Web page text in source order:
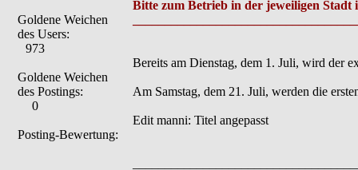
Goldene Weichen
des Users:
973
Goldene Weichen
des Postings:
0
Posting-Bewertung:
Bitte zum Betrieb in der jeweiligen Stadt
Bereits am Dienstag, dem 1. Juli, wird der
Am Samstag, dem 21. Juli, werden die
Edit manni: Titel angepasst